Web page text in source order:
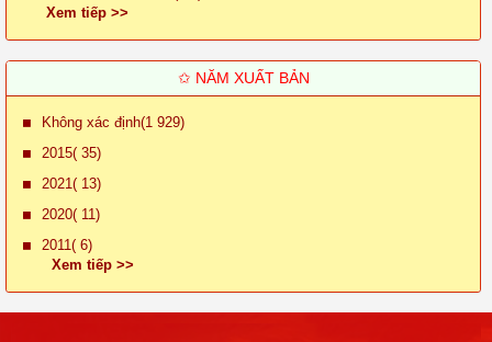
Xem tiếp >>
✩ NĂM XUẤT BẢN
Không xác định(1 929)
2015( 35)
2021( 13)
2020( 11)
2011( 6)
Xem tiếp >>